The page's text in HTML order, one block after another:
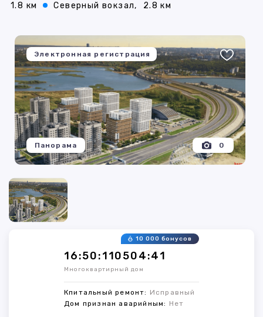
1.8 км
Северный вокзал, 2.8 км
Электронная регистрация
0
Панорама
16:50:110504:41
10 000 бонусов
Многоквартирный дом
Кпитальный ремонт: Исправный
Дом признан аварийным: Нет